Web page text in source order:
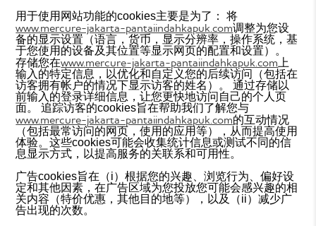
用于使用网站功能的cookies主要是为了： 将
www.mercure-jakarta-pantaiindahkapuk.com调整为您设
备的显示设置（语言，货币，显示分辨率，操作系统，基
于您使用的设备及其位置等显示网页的配置和设置）。
存储您在www.mercure-jakarta-pantaiindahkapuk.com 上
输入的特定信息，以优化和自定义您的后续访问（包括在
访客拥有帐户的情况下显示访客的姓名）。 通过存储以
前输入的登录详细信息，让您更快地访问自己的个人页
面。 追踪访客的cookies旨在帮助我们了解您与
www.mercure-jakarta-pantaiindahkapuk.com的互动情况
（包括最常访问的网页，使用的应用等），从而提高使用
体验。这些cookies可能会收集统计信息或测试不同的信
息显示方式，以提高服务的关联系和可用性。
广告cookies旨在（i）根据您的兴趣、浏览行为、偏好设
定和其他因素，在广告区域为您投放您可能会感兴趣的相
关内容（特价优惠，其他目的地等），以及（ii）减少广
告出现的次数。